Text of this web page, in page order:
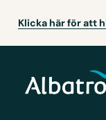
Klicka här för att